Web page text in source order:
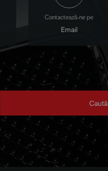
Contactează-ne pe
Email
Caută